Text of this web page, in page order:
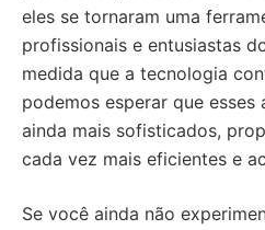
eles se tornaram uma
profissionais e entusiastas
medida que a tecnologia
podemos esperar que
ainda mais sofisticados,
cada vez mais eficientes e
Se você ainda não